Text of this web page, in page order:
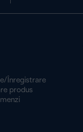
Înregistrare
produs